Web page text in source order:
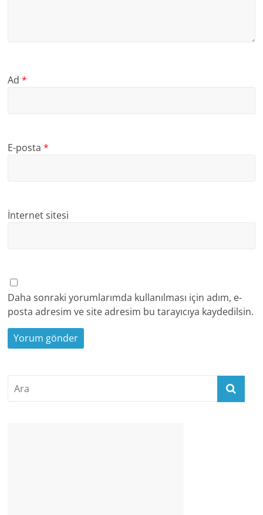
Ad*
E-posta*
İnternet sitesi
Daha sonraki yorumlarımda kullanılması için adım, e-
posta adresim ve site adresim bu tarayıcıya kaydedilsin.